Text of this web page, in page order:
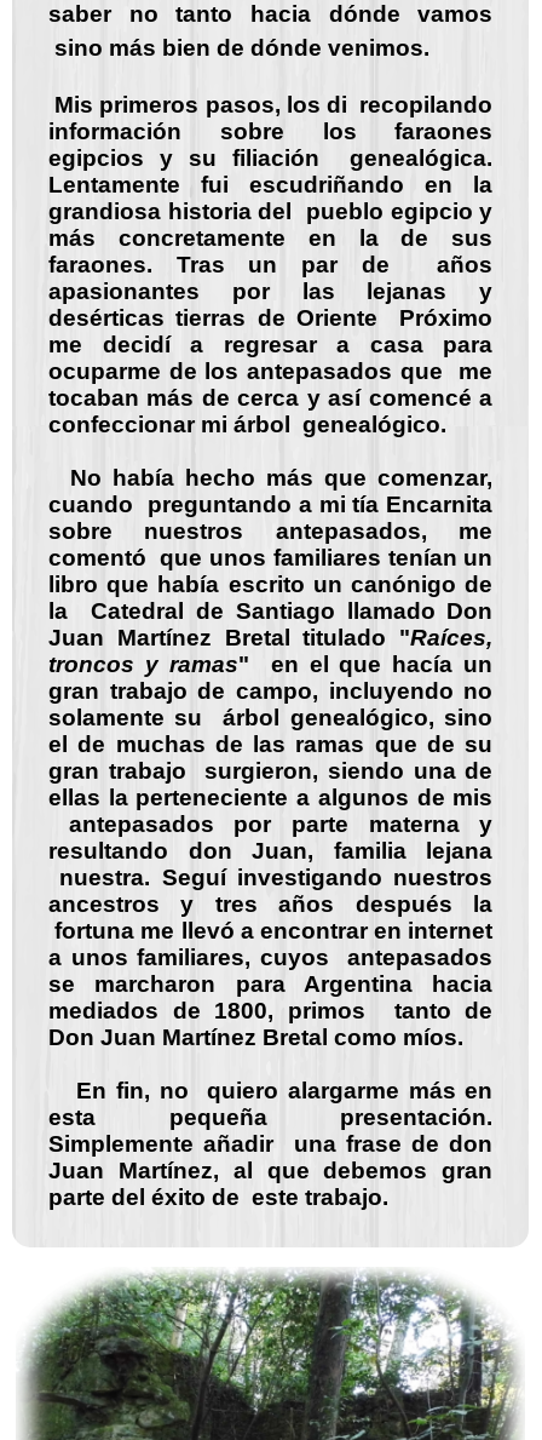
saber no tanto hacia dónde vamos
sino más bien de dónde venimos.
Mis primeros pasos, los di recopilando
información sobre los faraones
egipcios y su filiación genealógica.
Lentamente fui escudriñando en la
grandiosa historia del pueblo egipcio y
más concretamente en la de sus
faraones. Tras un par de años
apasionantes por las lejanas y
desérticas tierras de Oriente Próximo
me decidí a regresar a casa para
ocuparme de los antepasados que me
tocaban más de cerca y así comencé a
confeccionar mi árbol genealógico.
No había hecho más que comenzar,
cuando preguntando a mi tía Encarnita
sobre nuestros antepasados, me
comentó que unos familiares tenían un
libro que había escrito un canónigo de
la Catedral de Santiago llamado Don
Juan Martínez Bretal titulado "Raíces,
troncos y ramas" en el que hacía un
gran trabajo de campo, incluyendo no
solamente su árbol genealógico, sino
el de muchas de las ramas que de su
gran trabajo surgieron, siendo una de
ellas la perteneciente a algunos de mis
antepasados por parte materna y
resultando don Juan, familia lejana
nuestra. Seguí investigando nuestros
ancestros y tres años después la
fortuna me llevó a encontrar en internet
a unos familiares, cuyos antepasados
se marcharon para Argentina hacia
mediados de 1800, primos tanto de
Don Juan Martínez Bretal como míos.
En fin, no quiero alargarme más en
esta pequeña presentación.
Simplemente añadir una frase de don
Juan Martínez, al que debemos gran
parte del éxito de este trabajo.
Aldea
Maldita
de Abuín